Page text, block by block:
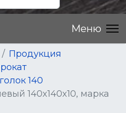
Продукция
140
140x140x10, марка